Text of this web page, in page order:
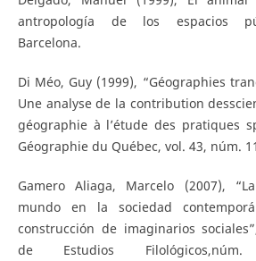
antropología de los espacios
Barcelona.
Di Méo, Guy (1999), “Géographies
Une analyse de la contribution
géographie à l’étude des pratiques
Géographie du Québec, vol. 43, núm.
Gamero Aliaga, Marcelo (2007),
mundo en la sociedad
construcción de imaginarios
de Estudios